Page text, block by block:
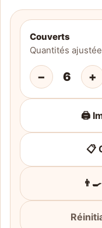
Couverts
Quantités
− 6 +
🖨️
📋